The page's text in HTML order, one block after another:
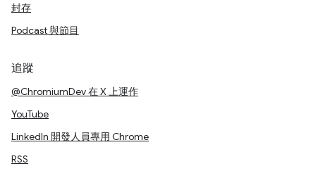
封存
Podcast 與節目
追蹤
@ChromiumDev 在 X 上運作
YouTube
LinkedIn 開發人員專用 Chrome
RSS